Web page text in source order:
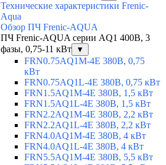
Технические характеристики Frenic-
Aqua
Обзор ПЧ Frenic-AQUA
ПЧ Frenic-AQUA серии AQ1 400В, 3
фазы, 0,75-11 кВт
▼
FRN0.75AQ1M-4E 380В, 0,75
кВт
FRN0.75AQ1L-4E 380В, 0,75 кВт
FRN1.5AQ1M-4E 380В, 1,5 кВт
FRN1.5AQ1L-4E 380В, 1,5 кВт
FRN2.2AQ1M-4E 380В, 2,2 кВт
FRN2.2AQ1L-4E 380В, 2,2 кВт
FRN4.0AQ1M-4E 380В, 4 кВт
FRN4.0AQ1L-4E 380В, 4 кВт
FRN5.5AQ1M-4E 380В, 5,5 кВт